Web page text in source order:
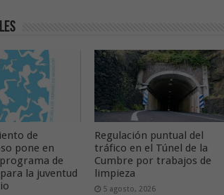
de
pone en
de
la juventud
Regulación puntual del
tráfico en el Túnel de la
Cumbre por trabajos de
limpieza
5 agosto, 2026